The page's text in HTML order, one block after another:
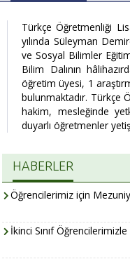
Türkçe Öğretmenliği
yılında Süleyman
ve Sosyal Bilimler
Bilim Dalının
öğretim üyesi, 1
bulunmaktadır. Türkçe
hakim, mesleğinde
duyarlı öğretmenler
HABERLER
Öğrencilerimiz için
İkinci Sınıf